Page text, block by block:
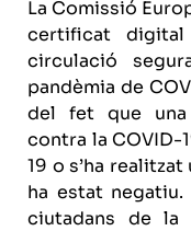
La Comissió
certificat
circulació
pandèmia de
del fet que una
contra la COVID-
19 o s’ha
ha estat negatiu.
ciutadans de la